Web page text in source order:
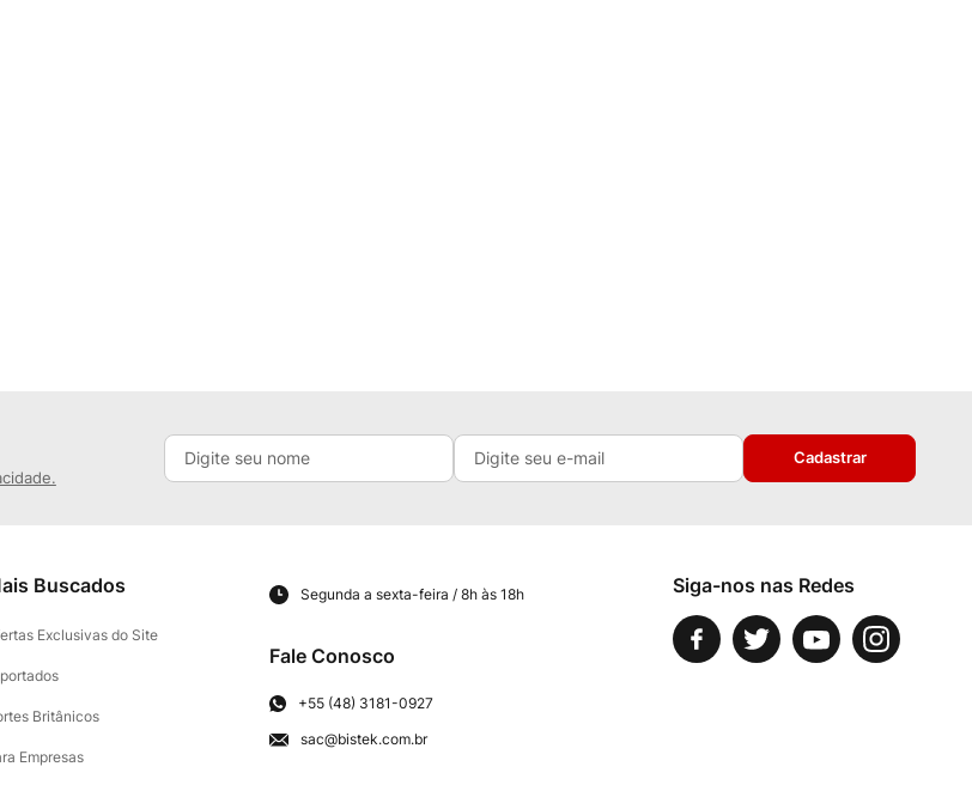
Cadastrar
Buscados
Exclusivas do Site
Britânicos
Empresas
Segunda a sexta-feira / 8h às 18h
Fale Conosco
+55 (48) 3181-0927
sac@bistek.com.br
Siga-nos nas Redes